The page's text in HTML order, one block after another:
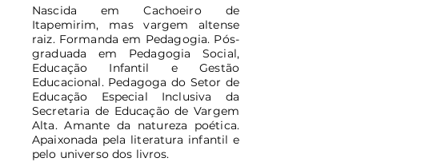
Nascida em Cachoeiro de
Itapemirim, mas vargem altense
raiz. Formanda em Pedagogia. Pós-
graduada em Pedagogia Social,
Educação Infantil e Gestão
Educacional. Pedagoga do Setor de
Educação Especial Inclusiva da
Secretaria de Educação de Vargem
Alta. Amante da natureza poética.
Apaixonada pela literatura infantil e
pelo universo dos livros.